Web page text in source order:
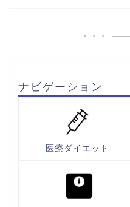
ナビゲーション
医療ダイエット